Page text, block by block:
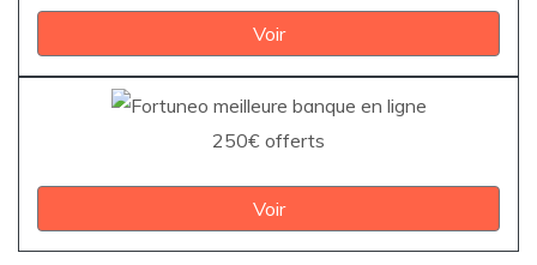
Voir
250€ offerts
Voir